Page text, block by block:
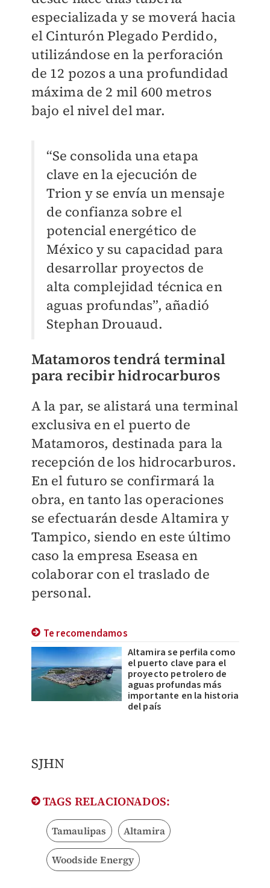
especializada y se moverá hacia
el Cinturón Plegado Perdido,
utilizándose en la perforación
de 12 pozos a una profundidad
máxima de 2 mil 600 metros
bajo el nivel del mar.
“Se consolida una etapa
clave en la ejecución de
Trion y se envía un mensaje
de confianza sobre el
potencial energético de
México y su capacidad para
desarrollar proyectos de
alta complejidad técnica en
aguas profundas”, añadió
Stephan Drouaud.
Matamoros tendrá terminal
para recibir hidrocarburos
A la par, se alistará una terminal
exclusiva en el puerto de
Matamoros, destinada para la
recepción de los hidrocarburos.
En el futuro se confirmará la
obra, en tanto las operaciones
se efectuarán desde Altamira y
Tampico, siendo en este último
caso la empresa Eseasa en
colaborar con el traslado de
personal.
Te recomendamos
Altamira se perfila como
el puerto clave para el
proyecto petrolero de
aguas profundas más
importante en la historia
del país
SJHN
TAGS RELACIONADOS:
Tamaulipas Altamira
Woodside Energy